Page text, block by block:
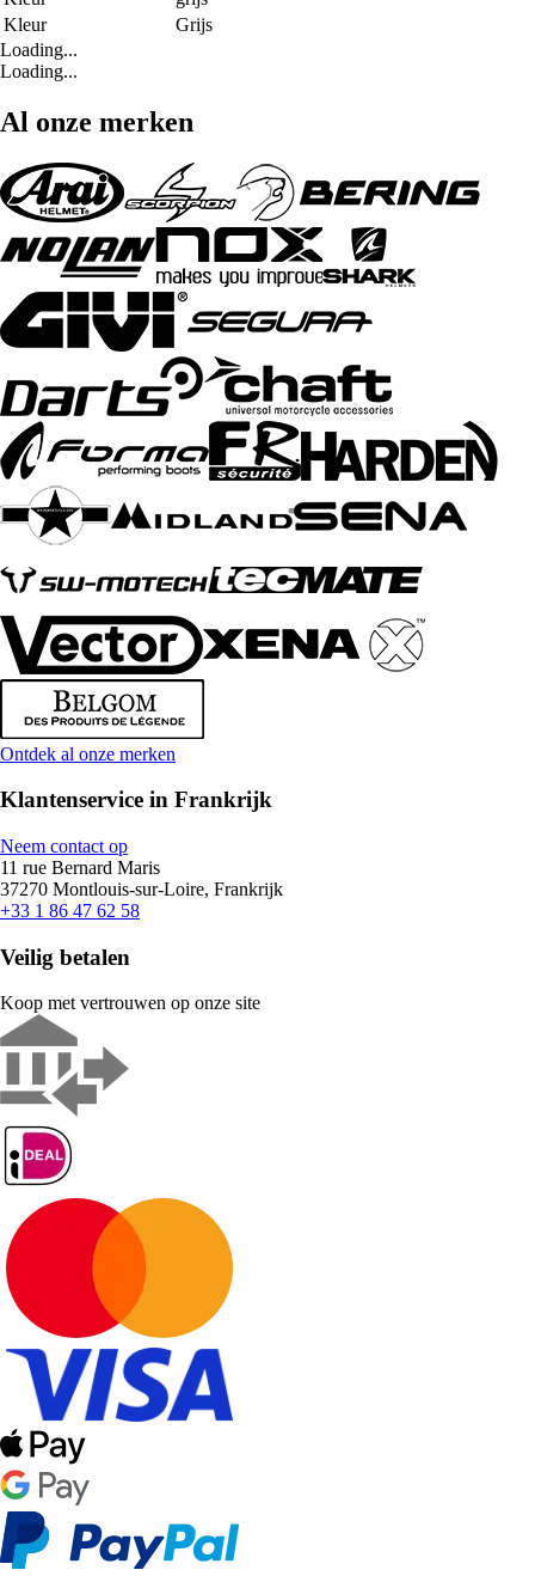
Kleur
Grijs
Loading...
Loading...
Al onze merken
Ontdek al onze merken
Klantenservice in Frankrijk
Neem contact op
11 rue Bernard Maris
37270 Montlouis-sur-Loire, Frankrijk
+33 1 86 47 62 58
Veilig betalen
Koop met vertrouwen op onze site